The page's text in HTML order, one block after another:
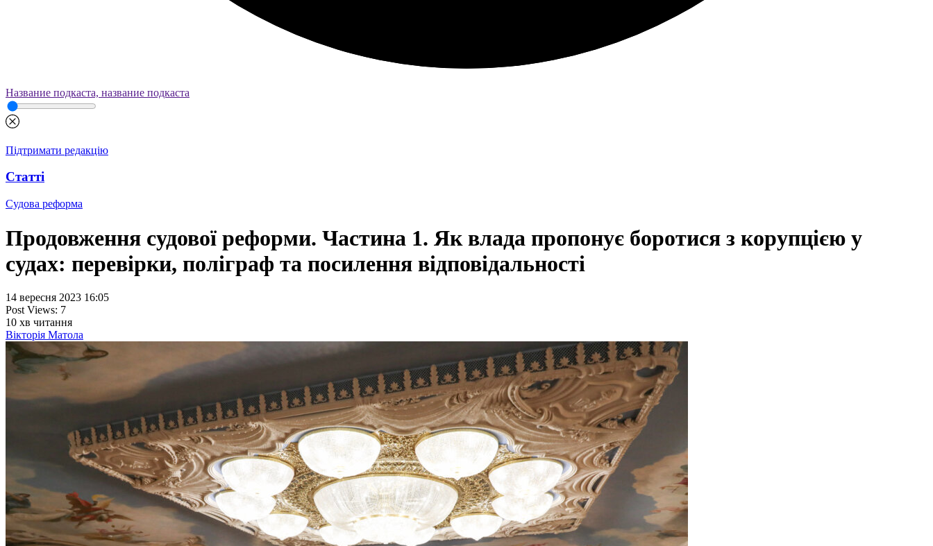
Название подкаста, название подкаста
Підтримати редакцію
Статті
Судова реформа
Продовження судової реформи. Частина 1. Як влада пропонує боротися з корупцією у
судах: перевірки, поліграф та посилення відповідальності
14 вересня 2023 16:05
Post Views: 7
10 хв читання
Вікторія Матола